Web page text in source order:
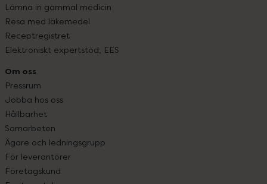
Lämna in gammal medicin
Resa med läkemedel
Receptregistret
Elektroniskt expertstöd, EES
Om oss
Pressrum
Jobba hos oss
Hållbarhet
Samarbeten
Ägare och ledningsgrupp
För leverantörer
Företagskund